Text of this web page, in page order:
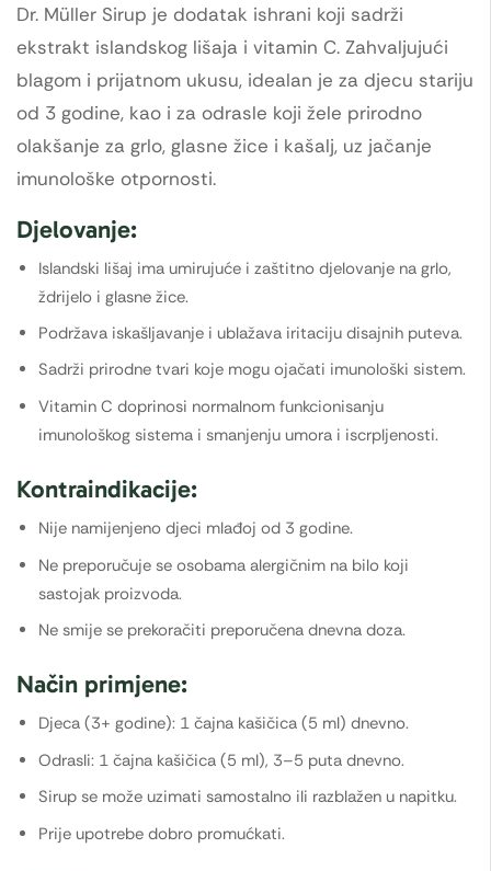
Dr. Müller Sirup je dodatak ishrani koji sadrži
ekstrakt islandskog lišaja i vitamin C. Zahvaljujući
blagom i prijatnom ukusu, idealan je za djecu stariju
od 3 godine, kao i za odrasle koji žele prirodno
olakšanje za grlo, glasne žice i kašalj, uz jačanje
imunološke otpornosti.
Djelovanje:
Islandski lišaj ima umirujuće i zaštitno djelovanje na grlo,
ždrijelo i glasne žice.
Podržava iskašljavanje i ublažava iritaciju disajnih puteva.
Sadrži prirodne tvari koje mogu ojačati imunološki sistem.
Vitamin C doprinosi normalnom funkcionisanju
imunološkog sistema i smanjenju umora i iscrpljenosti.
Kontraindikacije:
Nije namijenjeno djeci mlađoj od 3 godine.
Ne preporučuje se osobama alergičnim na bilo koji
sastojak proizvoda.
Ne smije se prekoračiti preporučena dnevna doza.
Način primjene:
Djeca (3+ godine): 1 čajna kašičica (5 ml) dnevno.
Odrasli: 1 čajna kašičica (5 ml), 3–5 puta dnevno.
Sirup se može uzimati samostalno ili razblažen u napitku.
Prije upotrebe dobro promućkati.